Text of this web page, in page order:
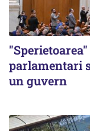
parlamentari
un guvern